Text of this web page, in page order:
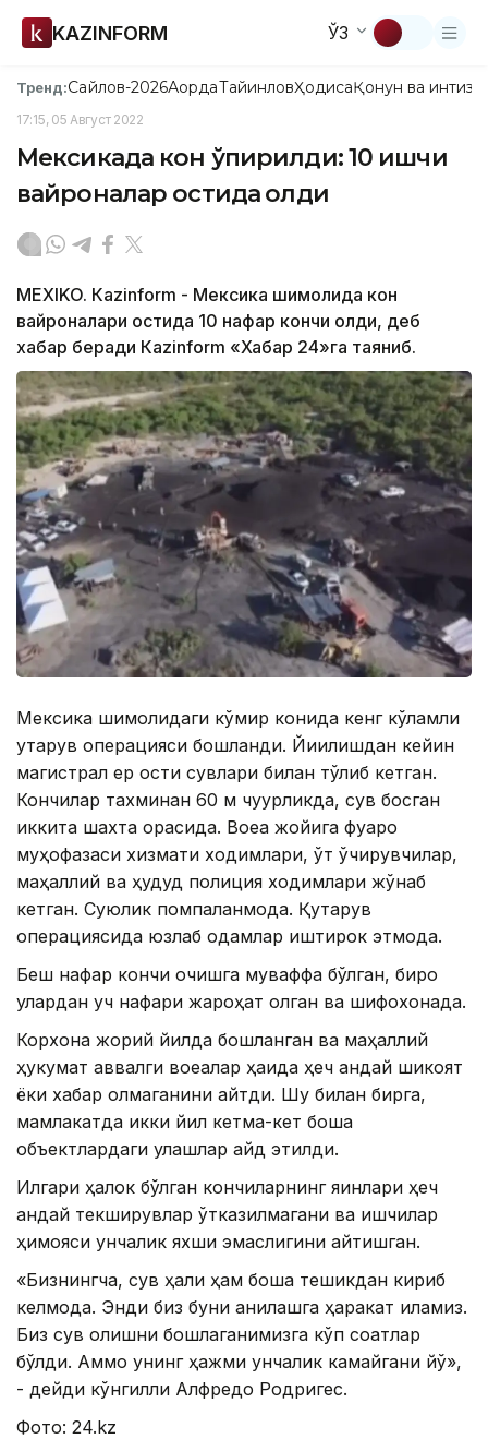
KAZINFORM ЎЗ
Тренд:Сайлов-2026АқордаТайинловҲодисаҚонун ва
17:15, 05 Август 2022
Мексикада кон ўпирилди: 10 ишчи
вайроналар остида қолди
МЕXIKO. Кazinform - Мексика шимолида кон
вайроналари остида 10 нафар кончи қолди, деб
хабар беради Кazinform «Хабар 24»га таяниб.
Мексика шимолидаги кўмир конида кенг кўламли
қутқарув операцияси бошланди. Йиқилишдан кейин
магистрал ер ости сувлари билан тўлиб кетган.
Кончилар тахминан 60 м чуқурликда, сув босган
иккита шахта орасида. Воқеа жойига фуқаро
муҳофазаси хизмати ходимлари, ўт ўчирувчилар,
маҳаллий ва ҳудуд полиция ходимлари жўнаб
кетган. Суюқлик помпаланмоқда. Қутқарув
операциясида юзлаб одамлар иштирок этмоқда.
Беш нафар кончи қочишга муваффақ бўлган, бироқ
улардан уч нафари жароҳат олган ва шифохонада.
Корхона жорий йилда бошланган ва маҳаллий
ҳукумат аввалги воқеалар ҳақида ҳеч қандай шикоят
ёки хабар олмаганини айтди. Шу билан бирга,
мамлакатда икки йил кетма-кет бошқа
объектлардаги қулашлар қайд этилди.
Илгари ҳалок бўлган кончиларнинг яқинлари ҳеч
қандай текширувлар ўтказилмагани ва ишчилар
ҳимояси унчалик яхши эмаслигини айтишган.
«Бизнингча, сув ҳали ҳам бошқа тешикдан кириб
келмоқда. Энди биз буни аниқлашга ҳаракат қиламиз.
Биз сув олишни бошлаганимизга кўп соатлар
бўлди. Аммо унинг ҳажми унчалик камайгани йўқ»,
- дейди кўнгилли Алфредо Родригес.
Фото: 24.kz